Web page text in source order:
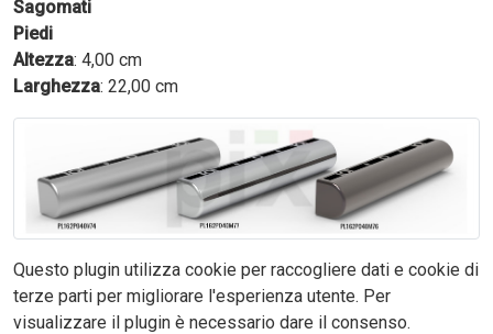
Sagomati
Piedi
Altezza: 4,00 cm
Larghezza: 22,00 cm
Questo plugin utilizza cookie per raccogliere dati e cookie di
terze parti per migliorare l'esperienza utente. Per
visualizzare il plugin è necessario dare il consenso.